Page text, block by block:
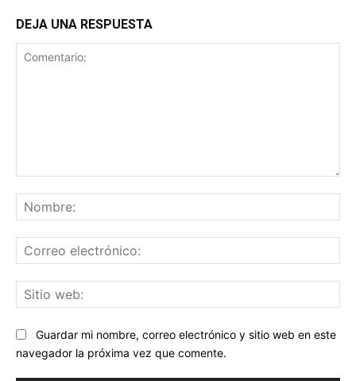
DEJA UNA RESPUESTA
Guardar mi nombre, correo electrónico y sitio web en este
navegador la próxima vez que comente.